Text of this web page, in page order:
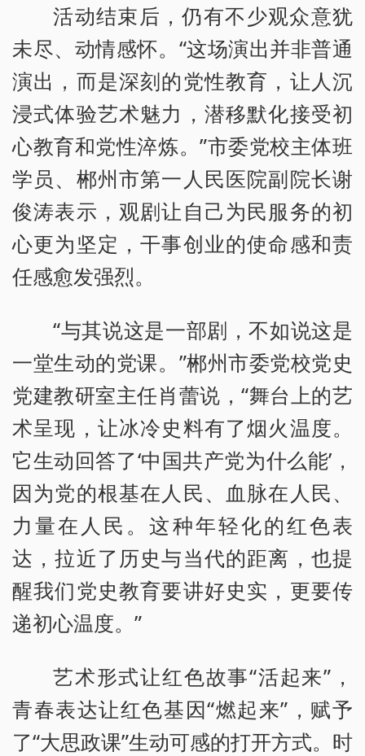
活动结束后，仍有不少观众意犹
未尽、动情感怀。“这场演出并非普通
演出，而是深刻的党性教育，让人沉
浸式体验艺术魅力，潜移默化接受初
心教育和党性淬炼。”市委党校主体班
学员、郴州市第一人民医院副院长谢
俊涛表示，观剧让自己为民服务的初
心更为坚定，干事创业的使命感和责
任感愈发强烈。
“与其说这是一部剧，不如说这是
一堂生动的党课。”郴州市委党校党史
党建教研室主任肖蕾说，“舞台上的艺
术呈现，让冰冷史料有了烟火温度。
它生动回答了‘中国共产党为什么能’，
因为党的根基在人民、血脉在人民、
力量在人民。这种年轻化的红色表
达，拉近了历史与当代的距离，也提
醒我们党史教育要讲好史实，更要传
递初心温度。”
艺术形式让红色故事“活起来”，
青春表达让红色基因“燃起来”，赋予
了“大思政课”生动可感的打开方式。时